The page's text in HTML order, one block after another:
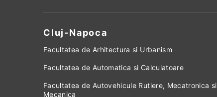
Cluj-Napoca
Facultatea de Arhitectura si Urbanism
Facultatea de Automatica si Calculatoare
Facultatea de Autovehicule Rutiere, Mecatronica si
Mecanica